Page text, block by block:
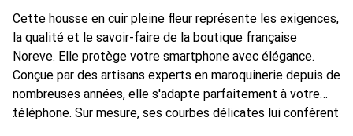
Cette housse en cuir pleine fleur représente les exigences,
la qualité et le savoir-faire de la boutique française
Noreve. Elle protège votre smartphone avec élégance.
Conçue par des artisans experts en maroquinerie depuis de
nombreuses années, elle s'adapte parfaitement à votre
téléphone. Sur mesure, ses courbes délicates lui confèrent